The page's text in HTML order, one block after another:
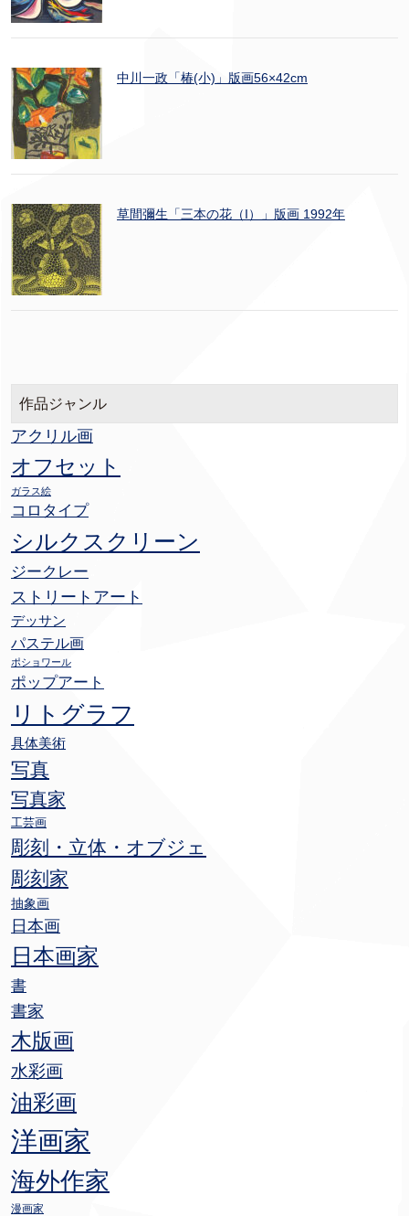
中川一政「椿(小)」版画56×42cm
草間彌生「三本の花（I）」版画 1992年
作品ジャンル
アクリル画
オフセット
ガラス絵
コロタイプ
シルクスクリーン
ジークレー
ストリートアート
デッサン
パステル画
ポショワール
ポップアート
リトグラフ
具体美術
写真
写真家
工芸画
彫刻・立体・オブジェ
彫刻家
抽象画
日本画
日本画家
書
書家
木版画
水彩画
油彩画
洋画家
海外作家
漫画家